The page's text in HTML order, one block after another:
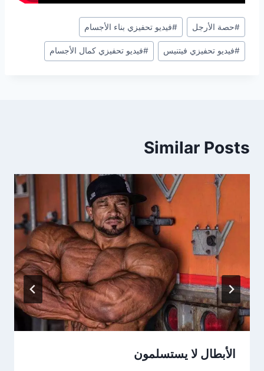
#حصة الأرجل #فيديو تحفيزي بناء الأجسام
#فيديو تحفيزي فيتنيس #فيديو تحفيزي كمال الأجسام
Similar Posts
الأبطال لا يستسلمون